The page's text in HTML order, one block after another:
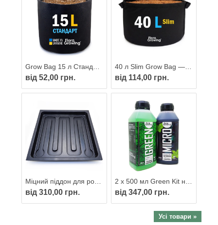
від 52,00 грн. від 114,00 грн.
від 310,00 грн. від 347,00 грн.
Усі товари »